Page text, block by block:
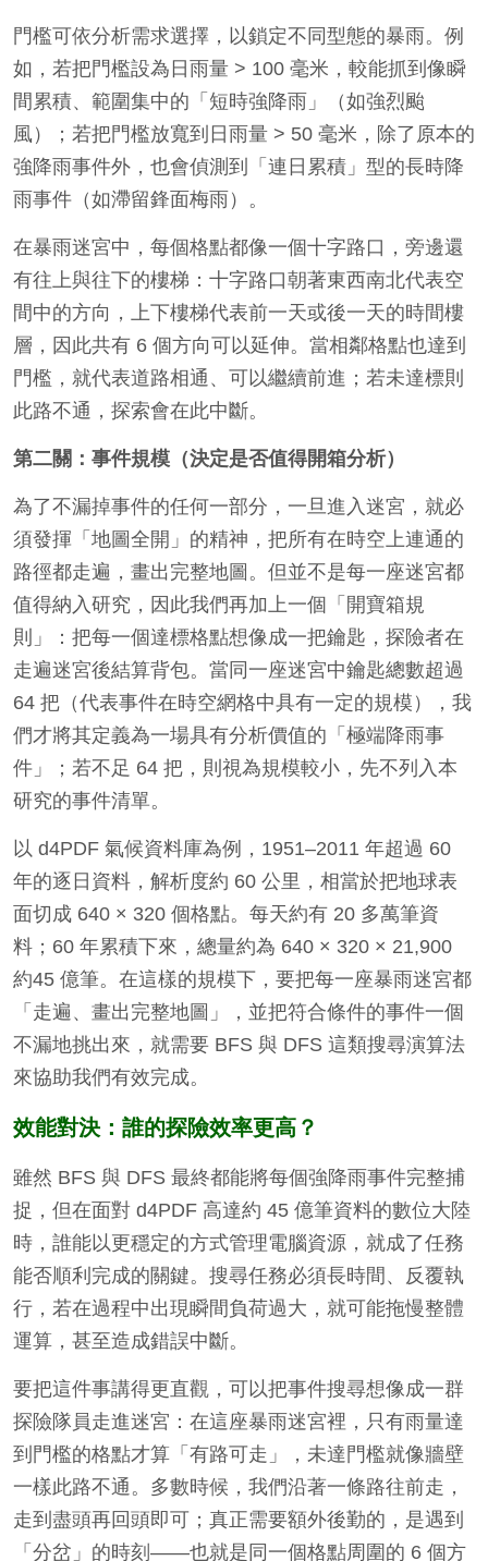
門檻可依分析需求選擇，以鎖定不同型態的暴雨。例
如，若把門檻設為日雨量 > 100 毫米，較能抓到像瞬
間累積、範圍集中的「短時強降雨」（如強烈颱
風）；若把門檻放寬到日雨量 > 50 毫米，除了原本的
強降雨事件外，也會偵測到「連日累積」型的長時降
雨事件（如滯留鋒面梅雨）。
在暴雨迷宮中，每個格點都像一個十字路口，旁邊還
有往上與往下的樓梯：十字路口朝著東西南北代表空
間中的方向，上下樓梯代表前一天或後一天的時間樓
層，因此共有 6 個方向可以延伸。當相鄰格點也達到
門檻，就代表道路相通、可以繼續前進；若未達標則
此路不通，探索會在此中斷。
第二關：事件規模（決定是否值得開箱分析）
為了不漏掉事件的任何一部分，一旦進入迷宮，就必
須發揮「地圖全開」的精神，把所有在時空上連通的
路徑都走遍，畫出完整地圖。但並不是每一座迷宮都
值得納入研究，因此我們再加上一個「開寶箱規
則」：把每一個達標格點想像成一把鑰匙，探險者在
走遍迷宮後結算背包。當同一座迷宮中鑰匙總數超過
64 把（代表事件在時空網格中具有一定的規模），我
們才將其定義為一場具有分析價值的「極端降雨事
件」；若不足 64 把，則視為規模較小，先不列入本
研究的事件清單。
以 d4PDF 氣候資料庫為例，1951–2011 年超過 60
年的逐日資料，解析度約 60 公里，相當於把地球表
面切成 640 × 320 個格點。每天約有 20 多萬筆資
料；60 年累積下來，總量約為 640 × 320 × 21,900
約45 億筆。在這樣的規模下，要把每一座暴雨迷宮都
「走遍、畫出完整地圖」，並把符合條件的事件一個
不漏地挑出來，就需要 BFS 與 DFS 這類搜尋演算法
來協助我們有效完成。
效能對決：誰的探險效率更高？
雖然 BFS 與 DFS 最終都能將每個強降雨事件完整捕
捉，但在面對 d4PDF 高達約 45 億筆資料的數位大陸
時，誰能以更穩定的方式管理電腦資源，就成了任務
能否順利完成的關鍵。搜尋任務必須長時間、反覆執
行，若在過程中出現瞬間負荷過大，就可能拖慢整體
運算，甚至造成錯誤中斷。
要把這件事講得更直觀，可以把事件搜尋想像成一群
探險隊員走進迷宮：在這座暴雨迷宮裡，只有雨量達
到門檻的格點才算「有路可走」，未達門檻就像牆壁
一樣此路不通。多數時候，我們沿著一條路往前走，
走到盡頭再回頭即可；真正需要額外後勤的，是遇到
「分岔」的時刻——也就是同一個格點周圍的 6 個方